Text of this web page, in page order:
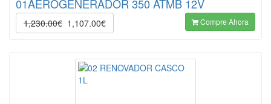
01AEROGENERADOR 350 ATMB 12V
1,230.00€ 1,107.00€ Compre Ahora